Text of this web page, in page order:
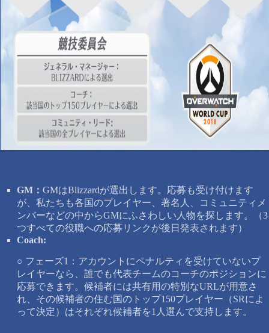
GM： GMはBlizzardが選出します。応募も受け付けます
が、私たちも各国のプレイヤー、著名人、コミュニティメ
ンバーなどの中からGMにふさわしい人物を探します。（3
つすべての役職への応募リンクが後日発表されます）
Coach:
○ フェーズ1：アカウントにペナルティを受けていないプ
レイヤーなら、誰でも代表チームのコーチのポジションに
応募できます。候補者には共有用の特別なURLが用意さ
れ、その候補者の住む国のトップ150プレイヤー（SRによ
って決定）はそれぞれ候補者を1人選んで支持します。